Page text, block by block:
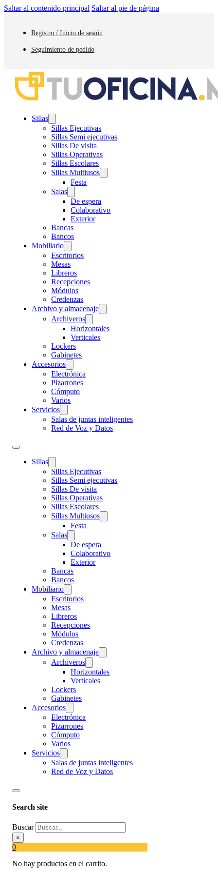
Saltar al contenido principal Saltar al pie de página
Registro / Inicio de sesión
Seguimiento de pedido
Sillas
Sillas Ejecutivas
Sillas Semi ejecutivas
Sillas De visita
Sillas Operativas
Sillas Escolares
Sillas Multiusos
Festa
Salas
De espera
Colaborativo
Exterior
Bancas
Bancos
Mobiliario
Escritorios
Mesas
Libreros
Recepciones
Módulos
Credenzas
Archivo y almacenaje
Archiveros
Horizontales
Verticales
Lockers
Gabinetes
Accesorios
Electrónica
Pizarrones
Cómputo
Varios
Servicios
Salas de juntas inteligentes
Red de Voz y Datos
Sillas
Sillas Ejecutivas
Sillas Semi ejecutivas
Sillas De visita
Sillas Operativas
Sillas Escolares
Sillas Multiusos
Festa
Salas
De espera
Colaborativo
Exterior
Bancas
Bancos
Mobiliario
Escritorios
Mesas
Libreros
Recepciones
Módulos
Credenzas
Archivo y almacenaje
Archiveros
Horizontales
Verticales
Lockers
Gabinetes
Accesorios
Electrónica
Pizarrones
Cómputo
Varios
Servicios
Salas de juntas inteligentes
Red de Voz y Datos
Search site
Buscar
×
0
No hay productos en el carrito.